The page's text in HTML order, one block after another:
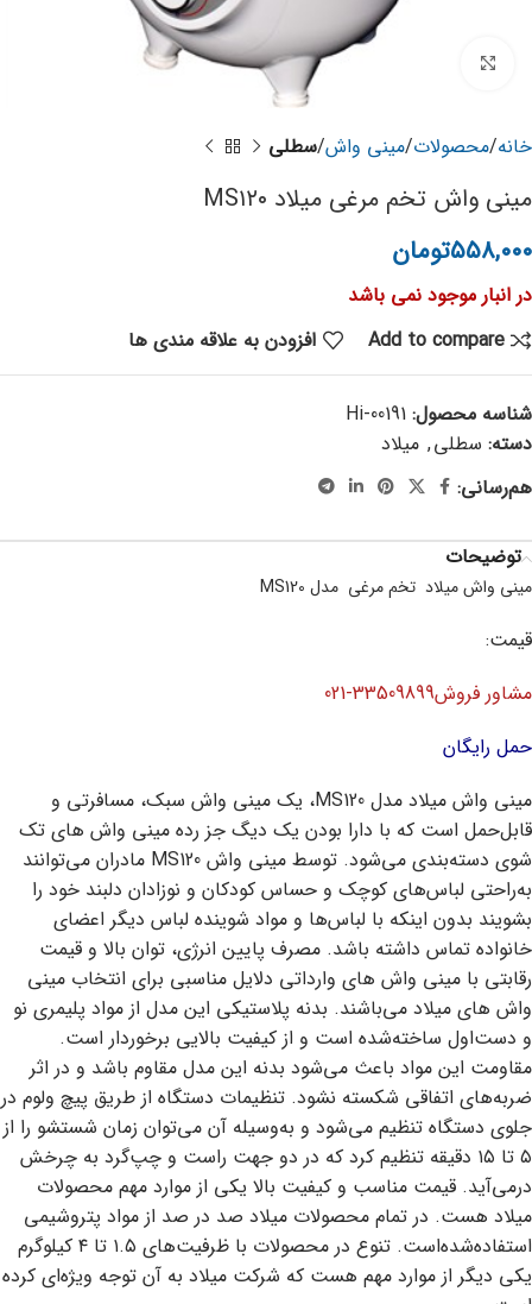
برای بزرگنمایی کلیک کنید
خانه محصولات مینی واش سطلی
مینی واش تخم مرغی میلاد MS۱۲۰
۵۵۸,۰۰۰تومان
در انبار موجود نمی باشد
Add to compare
افزودن به علاقه مندی ها
شناسه محصول: Hi-00191
دسته: سطلی, میلاد
هم‌رسانی:
توضیحات
مینی واش میلاد تخم مرغی مدل MS120
قیمت:
مشاور فروش33509899-
021
حمل رایگان
مینی واش میلاد مدل MS120، یک مینی واش سبک، مسافرتی و
قابل‌حمل است که با دارا بودن یک دیگ جز رده مینی واش های تک
شوی دسته‌بندی می‌شود. توسط مینی واش MS120 مادران می‌توانند
به‌راحتی لباس‌های کوچک و حساس کودکان و نوزادان دلبند خود را
بشویند بدون اینکه با لباس‌ها و مواد شوینده لباس دیگر اعضای
خانواده تماس داشته باشد. مصرف پایین انرژی، توان بالا و قیمت
رقابتی با مینی واش های وارداتی دلایل مناسبی برای انتخاب مینی
واش های میلاد می‌باشند. بدنه پلاستیکی این مدل از مواد پلیمری نو
و دست‌اول ساخته‌شده است و از کیفیت بالایی برخوردار است.
مقاومت این مواد باعث می‌شود بدنه این مدل مقاوم باشد و در اثر
ضربه‌های اتفاقی شکسته نشود. تنظیمات دستگاه از طریق پیچ ولوم در
جلوی دستگاه تنظیم می‌شود و به‌وسیله آن می‌توان زمان شستشو را از
۵ تا ۱۵ دقیقه تنظیم کرد که در دو جهت راست و چپ‌گرد به چرخش
درمی‌آید. قیمت مناسب و کیفیت بالا یکی از موارد مهم محصولات
میلاد هست. در تمام محصولات میلاد صد در صد از مواد پتروشیمی
استفاده‌شده‌است. تنوع در محصولات با ظرفیت‌های ۱.۵ تا ۴ کیلوگرم
یکی دیگر از موارد مهم هست که شرکت میلاد به آن توجه ویژه‌ای کرده